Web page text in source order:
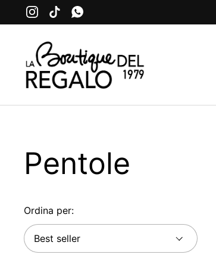
Passa ai contenuti
Instagram
TikTokWhatsApp
Pentole
Ordina per: